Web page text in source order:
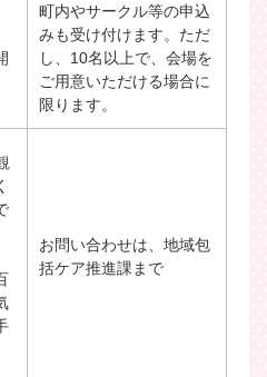
町内やサークル等の申込
みも受け付けます。ただ
し、10名以上で、会場を
ご用意いただける場合に
限ります。
お問い合わせは、地域包
括ケア推進課まで